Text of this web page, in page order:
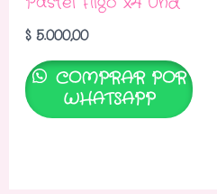
$5.000,00
COMPRAR POR
WHATSAPP